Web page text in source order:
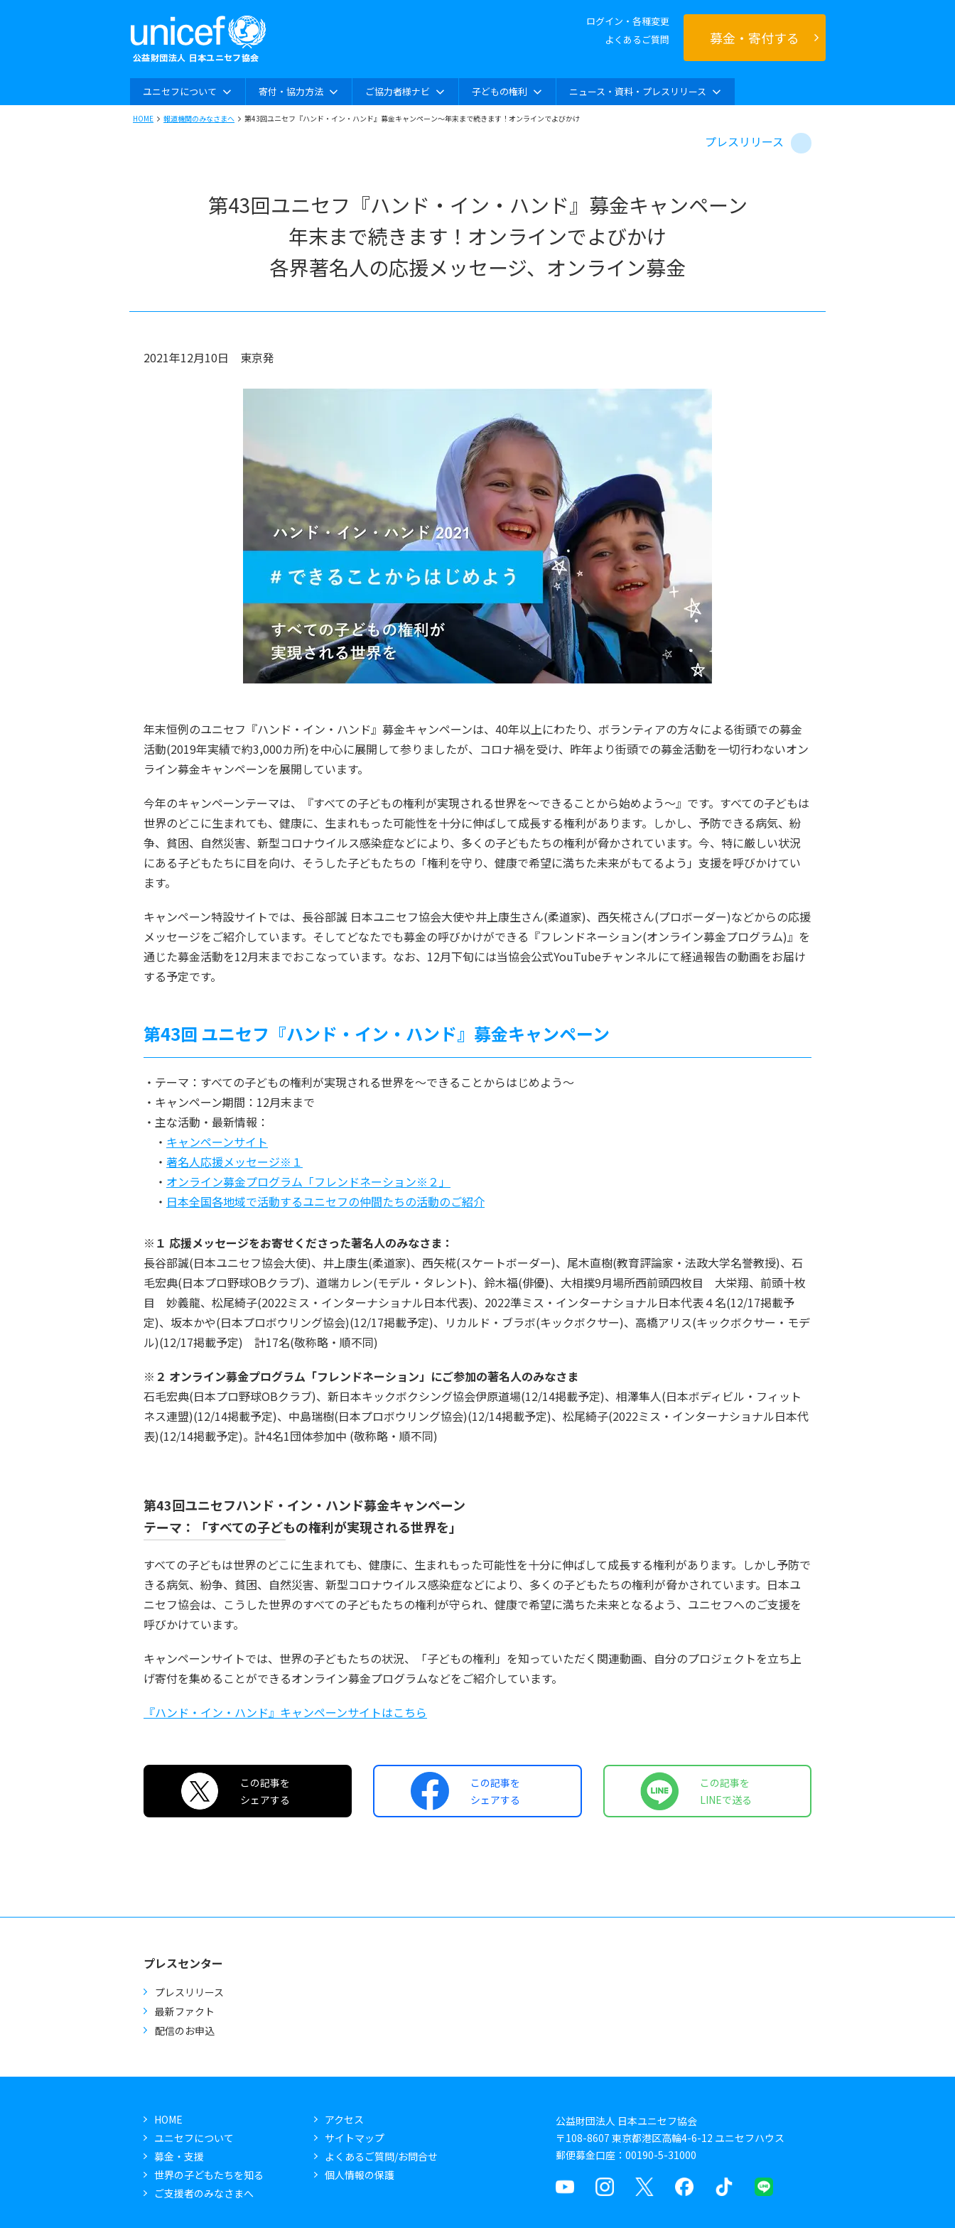
ログイン・各種変更
よくあるご質問
募金・寄付する
ユニセフについて 寄付・協力方法 ご協力者様ナビ 子どもの権利 ニュース・資料・プレスリリース
HOME 報道機関のみなさまへ 第43回ユニセフ『ハンド・イン・ハンド』募金キャンペーン～年末まで続きます！オンラインでよびかけ
プレスリリース
第43回ユニセフ『ハンド・イン・ハンド』募金キャンペーン
年末まで続きます！オンラインでよびかけ
各界著名人の応援メッセージ、オンライン募金
2021年12月10日 東京発
年末恒例のユニセフ『ハンド・イン・ハンド』募金キャンペーンは、40年以上にわたり、ボランティアの方々による街頭での募金
活動(2019年実績で約3,000カ所)を中心に展開して参りましたが、コロナ禍を受け、昨年より街頭での募金活動を一切行わないオン
ライン募金キャンペーンを展開しています。
今年のキャンペーンテーマは、『すべての子どもの権利が実現される世界を〜できることから始めよう〜』です。すべての子どもは
世界のどこに生まれても、健康に、生まれもった可能性を十分に伸ばして成長する権利があります。しかし、予防できる病気、紛
争、貧困、自然災害、新型コロナウイルス感染症などにより、多くの子どもたちの権利が脅かされています。今、特に厳しい状況
にある子どもたちに目を向け、そうした子どもたちの「権利を守り、健康で希望に満ちた未来がもてるよう」支援を呼びかけてい
ます。
キャンペーン特設サイトでは、長谷部誠 日本ユニセフ協会大使や井上康生さん(柔道家)、西矢椛さん(プロボーダー)などからの応援
メッセージをご紹介しています。そしてどなたでも募金の呼びかけができる『フレンドネーション(オンライン募金プログラム)』を
通じた募金活動を12月末までおこなっています。なお、12月下旬には当協会公式YouTubeチャンネルにて経過報告の動画をお届け
する予定です。
第43回 ユニセフ『ハンド・イン・ハンド』募金キャンペーン
テーマ：すべての子どもの権利が実現される世界を〜できることからはじめよう～
キャンペーン期間：12月末まで
主な活動・最新情報：
キャンペーンサイト
著名人応援メッセージ※１
オンライン募金プログラム「フレンドネーション※２」
日本全国各地域で活動するユニセフの仲間たちの活動のご紹介
※１ 応援メッセージをお寄せくださった著名人のみなさま：
長谷部誠(日本ユニセフ協会大使)、井上康生(柔道家)、西矢椛(スケートボーダー)、尾木直樹(教育評論家・法政大学名誉教授)、石
毛宏典(日本プロ野球OBクラブ)、道端カレン(モデル・タレント)、鈴木福(俳優)、大相撲9月場所西前頭四枚目 大栄翔、前頭十枚
目 妙義龍、松尾綺子(2022ミス・インターナショナル日本代表)、2022準ミス・インターナショナル日本代表４名(12/17掲載予
定)、坂本かや(日本プロボウリング協会)(12/17掲載予定)、リカルド・ブラボ(キックボクサー)、高橋アリス(キックボクサー・モデ
ル)(12/17掲載予定) 計17名(敬称略・順不同)
※２ オンライン募金プログラム「フレンドネーション」にご参加の著名人のみなさま
石毛宏典(日本プロ野球OBクラブ)、新日本キックボクシング協会伊原道場(12/14掲載予定)、相澤隼人(日本ボディビル・フィット
ネス連盟)(12/14掲載予定)、中島瑞樹(日本プロボウリング協会)(12/14掲載予定)、松尾綺子(2022ミス・インターナショナル日本代
表)(12/14掲載予定)。計4名1団体参加中 (敬称略・順不同)
第43回ユニセフハンド・イン・ハンド募金キャンペーン
テーマ：「すべての子どもの権利が実現される世界を」
すべての子どもは世界のどこに生まれても、健康に、生まれもった可能性を十分に伸ばして成長する権利があります。しかし予防で
きる病気、紛争、貧困、自然災害、新型コロナウイルス感染症などにより、多くの子どもたちの権利が脅かされています。日本ユ
ニセフ協会は、こうした世界のすべての子どもたちの権利が守られ、健康で希望に満ちた未来となるよう、ユニセフへのご支援を
呼びかけています。
キャンペーンサイトでは、世界の子どもたちの状況、「子どもの権利」を知っていただく関連動画、自分のプロジェクトを立ち上
げ寄付を集めることができるオンライン募金プログラムなどをご紹介しています。
『ハンド・イン・ハンド』キャンペーンサイトはこちら
この記事を
シェアする
この記事を
シェアする
この記事を
LINEで送る
プレスセンター
プレスリリース
最新ファクト
配信のお申込
HOME
ユニセフについて
募金・支援
世界の子どもたちを知る
ご支援者のみなさまへ
アクセス
サイトマップ
よくあるご質問/お問合せ
個人情報の保護
公益財団法人 日本ユニセフ協会
〒108-8607 東京都港区高輪4-6-12 ユニセフハウス
郵便募金口座：00190-5-31000